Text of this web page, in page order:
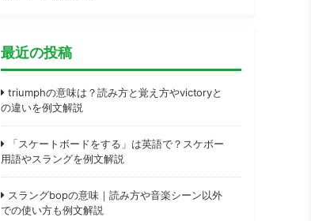
最近の投稿
triumphの意味は？読み方と覚え方やvictoryと
の違いを例文解説
「スケートボードをする」は英語で？スケボー
用語やスラングを例文解説
スラングbopの意味｜読み方や音楽シーン以外
での使い方も例文解説